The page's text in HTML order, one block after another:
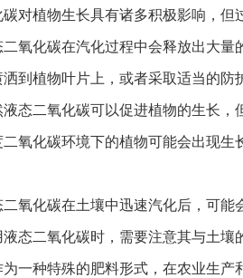
植物生长具有诸多积极影响，但
化碳在汽化过程中会释放出大量
到植物叶片上，或者采取适当的防
二氧化碳可以促进植物的生长，
氧化碳环境下的植物可能会出现
化碳在土壤中迅速汽化后，可能
态二氧化碳时，需要注意其与土壤
种特殊的肥料形式，在农业生产